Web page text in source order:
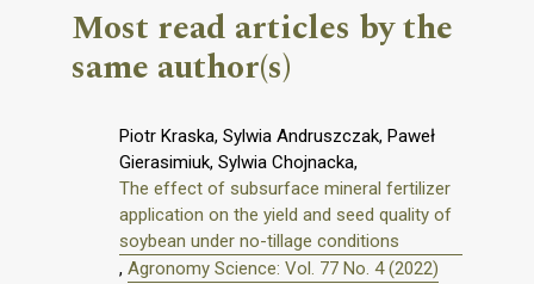
Most read articles by the
same author(s)
Piotr Kraska, Sylwia Andruszczak, Paweł
Gierasimiuk, Sylwia Chojnacka,
The effect of subsurface mineral fertilizer
application on the yield and seed quality of
soybean under no-tillage conditions
, Agronomy Science: Vol. 77 No. 4 (2022)